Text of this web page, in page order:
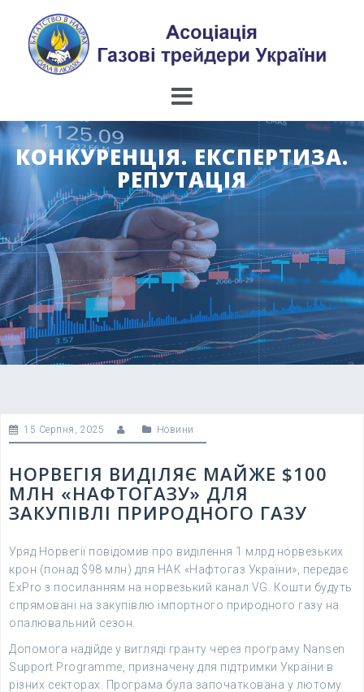
content
КОНКУРЕНЦІЯ. ЕКСПЕРТИЗА.
РЕПУТАЦІЯ
15 Серпня, 2025 Новини
НОРВЕГІЯ ВИДІЛЯЄ МАЙЖЕ $100
МЛН «НАФТОГАЗУ» ДЛЯ
ЗАКУПІВЛІ ПРИРОДНОГО ГАЗУ
Уряд Норвегії повідомив про виділення 1 млрд норвезьких
крон (понад $98 млн) для НАК «Нафтогаз України», передає
ExPro з посиланням на норвезький канал VG. Кошти будуть
спрямовані на закупівлю імпортного природного газу на
опалювальний сезон.
Допомога надійде у вигляді гранту через програму Nansen
Support Programme, призначену для підтримки України в
різних секторах. Програма була започаткована у лютому